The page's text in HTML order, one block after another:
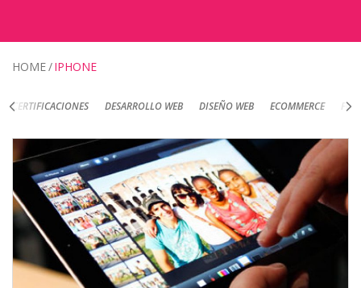
HOME IPHONE
DESARROLLO WEB DISEÑO WEB ECOMMERCE FOTOGRAFÍA DE